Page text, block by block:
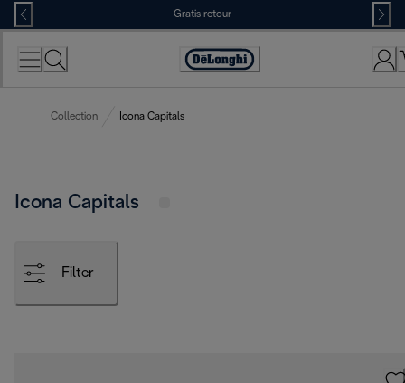
Skip
to
Content
Gratis retour
Accessibility
Collection Icona Capitals
Icona Capitals
Filter